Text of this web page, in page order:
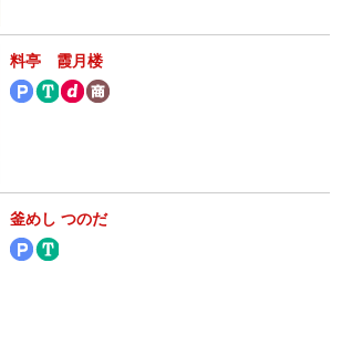
料亭 霞月楼
釜めし つのだ